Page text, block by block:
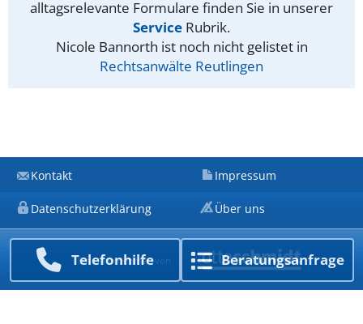
alltagsrelevante Formulare finden Sie in unserer
Service Rubrik.
Nicole Bannorth ist noch nicht gelistet in
Rechtsanwälte Reutlingen
Telefon­hilfe Beratungs­anfrage
Kontakt Impressum
Datenschutzerklärung Über uns
Ein Unternehmen von